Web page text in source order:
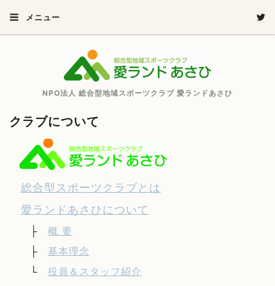
メニュー
NPO法人 総合型地域スポーツクラブ 愛ランドあさひ
クラブについて
総合型スポーツクラブとは
愛ランドあさひについて
├ 概 要
├ 基本理念
└ 役員＆スタッフ紹介